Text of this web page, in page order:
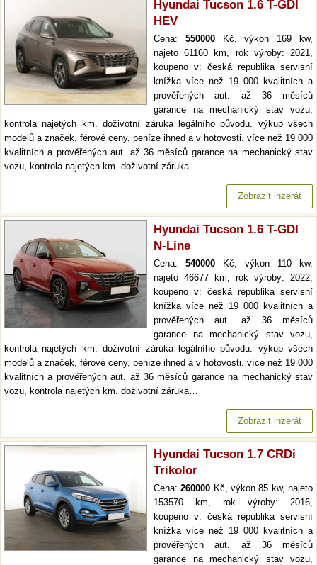
Hyundai Tucson 1.6 T-GDI
HEV
Cena: 550000Kč, výkon 169 kw,
najeto 61160 km, rok výroby: 2021,
koupeno v: česká republika servisní
knížka více než 19 000 kvalitních a
prověřených aut. až 36 měsíců
garance na mechanický stav vozu,
kontrola najetých km. doživotní záruka legálního původu. výkup všech
modelů a značek, férové ceny, peníze ihned a v hotovosti. více než 19 000
kvalitních a prověřených aut. až 36 měsíců garance na mechanický stav
vozu, kontrola najetých km. doživotní záruka…
Zobrazit inzerát
Hyundai Tucson 1.6 T-GDI
N-Line
Cena: 540000 Kč, výkon 110 kw,
najeto 46677 km, rok výroby: 2022,
koupeno v: česká republika servisní
knížka více než 19 000 kvalitních a
prověřených aut. až 36 měsíců
garance na mechanický stav vozu,
kontrola najetých km. doživotní záruka legálního původu. výkup všech
modelů a značek, férové ceny, peníze ihned a v hotovosti. více než 19 000
kvalitních a prověřených aut. až 36 měsíců garance na mechanický stav
vozu, kontrola najetých km. doživotní záruka…
Zobrazit inzerát
Hyundai Tucson 1.7 CRDi
Trikolor
Cena:260000 Kč, výkon 85 kw, najeto
153570 km, rok výroby: 2016,
koupeno v: česká republika servisní
knížka více než 19 000 kvalitních a
prověřených aut. až 36 měsíců
garance na mechanický stav vozu,